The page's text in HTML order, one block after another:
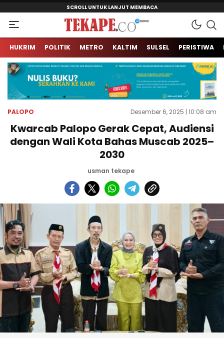
Tekape.co
Jendela Informasi Kita
HUKRIM POLITIK METRO KALTIM SULSEL PERISTIWA
PALOPO Desember 6, 2025 | 10:08 am
Kwarcab Palopo Gerak Cepat, Audiensi
dengan Wali Kota Bahas Muscab 2025–
2030
usman tekape